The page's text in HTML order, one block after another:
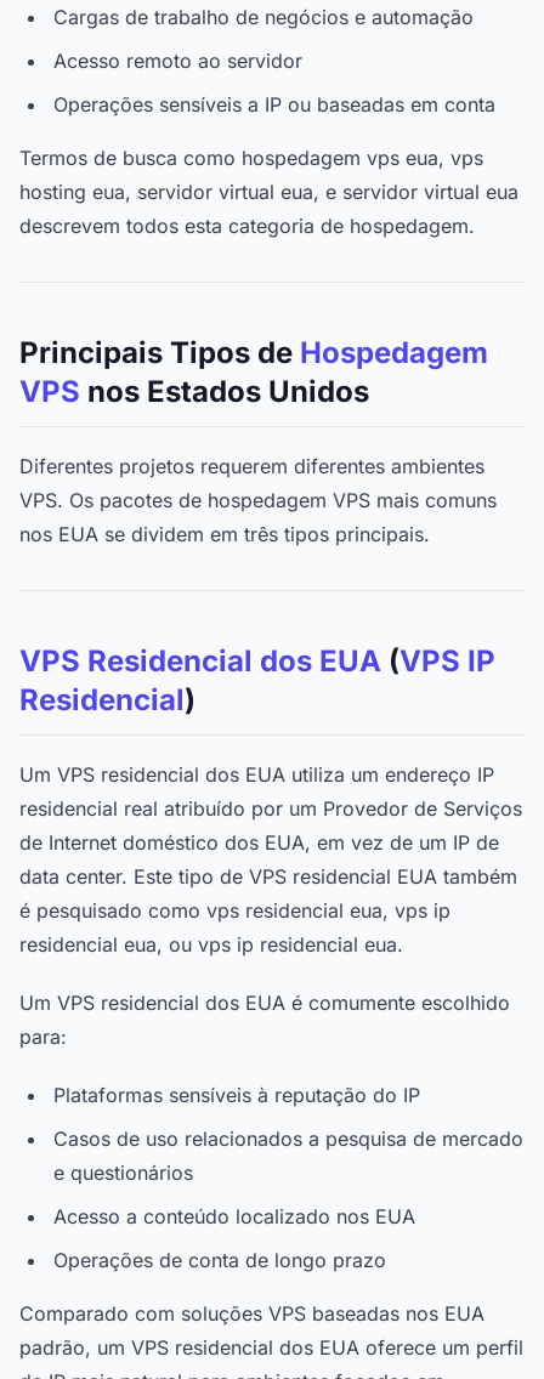
Cargas de trabalho de negócios e automação
Acesso remoto ao servidor
Operações sensíveis a IP ou baseadas em conta
Termos de busca como hospedagem vps eua, vps
hosting eua, servidor virtual eua, e servidor virtual eua
descrevem todos esta categoria de hospedagem.
Principais Tipos de Hospedagem
VPS nos Estados Unidos
Diferentes projetos requerem diferentes ambientes
VPS. Os pacotes de hospedagem VPS mais comuns
nos EUA se dividem em três tipos principais.
VPS Residencial dos EUA (VPS IP
Residencial)
Um VPS residencial dos EUA utiliza um endereço IP
residencial real atribuído por um Provedor de Serviços
de Internet doméstico dos EUA, em vez de um IP de
data center. Este tipo de VPS residencial EUA também
é pesquisado como vps residencial eua, vps ip
residencial eua, ou vps ip residencial eua.
Um VPS residencial dos EUA é comumente escolhido
para:
Plataformas sensíveis à reputação do IP
Casos de uso relacionados a pesquisa de mercado
e questionários
Acesso a conteúdo localizado nos EUA
Operações de conta de longo prazo
Comparado com soluções VPS baseadas nos EUA
padrão, um VPS residencial dos EUA oferece um perfil